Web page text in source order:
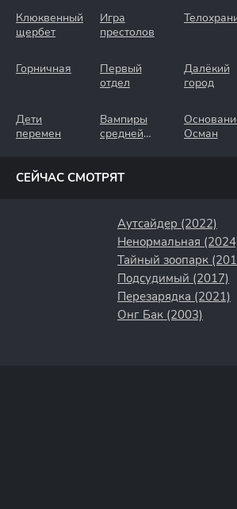
Клюквенный
щербет
Игра
престолов
Горничная
Первый
отдел
Далёкий
город
Дети
перемен
Вампиры
средней
Осман
СЕЙЧАС СМОТРЯТ
Аутсайдер (2022)
Ненормальная
Тайный зоопарк
Подсудимый (2017)
Перезарядка (2021)
Онг Бак (2003)